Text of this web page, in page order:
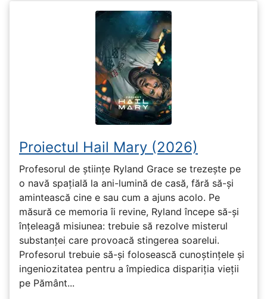
Proiectul Hail Mary (2026)
Profesorul de științe Ryland Grace se trezește pe
o navă spațială la ani-lumină de casă, fără să-și
amintească cine e sau cum a ajuns acolo. Pe
măsură ce memoria îi revine, Ryland începe să-și
înțeleagă misiunea: trebuie să rezolve misterul
substanței care provoacă stingerea soarelui.
Profesorul trebuie să-și folosească cunoștințele și
ingeniozitatea pentru a împiedica dispariția vieții
pe Pământ...